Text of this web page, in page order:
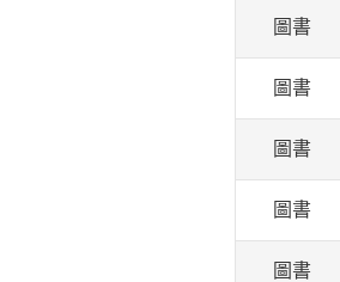
圖書
圖書
圖書
圖書
圖書